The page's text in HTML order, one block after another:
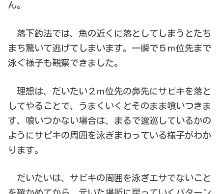
ん。
落下釣法では、魚の近くに落としてしまうとたち
まち驚いて逃げてしまいます。一瞬で５ｍ位先まで
泳ぐ様子も観察できました。
理想は、だいたい２ｍ位先の鼻先にサビキを落と
してやることで、うまくいくとそのまま喰いつきま
す、喰いつかない場合は、まるで逡巡しているかの
ようにサビキの周囲を泳ぎまわっている様子がわか
ります。
だいたいは、サビキの周囲を泳ぎエサでないこと